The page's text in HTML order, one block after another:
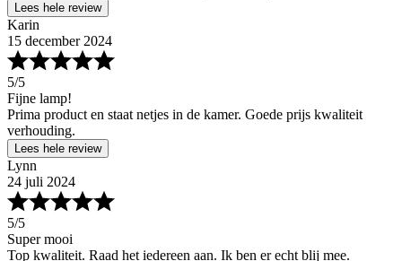
Lees hele review
Karin
15 december 2024
5/5
Fijne lamp!
Prima product en staat netjes in de kamer. Goede prijs kwaliteit
verhouding.
Lees hele review
Lynn
24 juli 2024
5/5
Super mooi
Top kwaliteit. Raad het iedereen aan. Ik ben er echt blij mee.